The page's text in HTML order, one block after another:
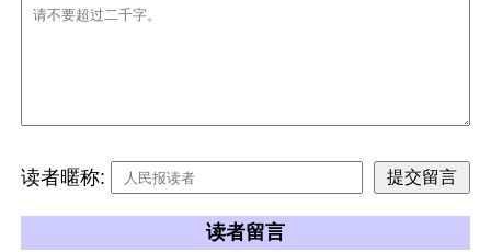
读者暱称:
读者留言